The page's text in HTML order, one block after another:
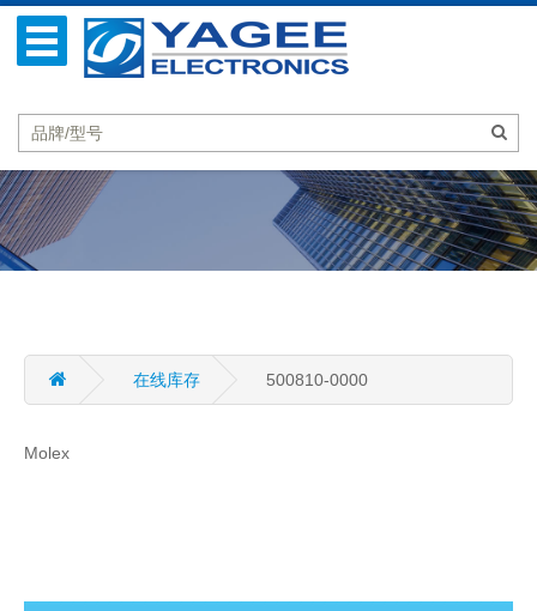
在线库存 500810-0000
Molex